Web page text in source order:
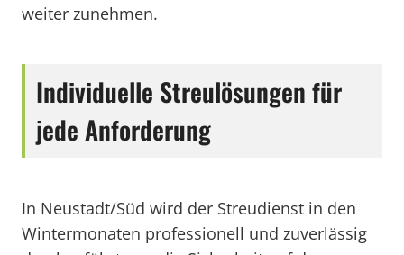
weiter zunehmen.
Individuelle Streulösungen für
jede Anforderung
In Neustadt/Süd wird der Streudienst in den
Wintermonaten professionell und zuverlässig